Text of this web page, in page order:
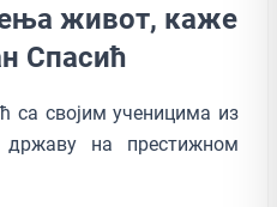
живот, каже
Спасић
са својим ученицима из
на престижном